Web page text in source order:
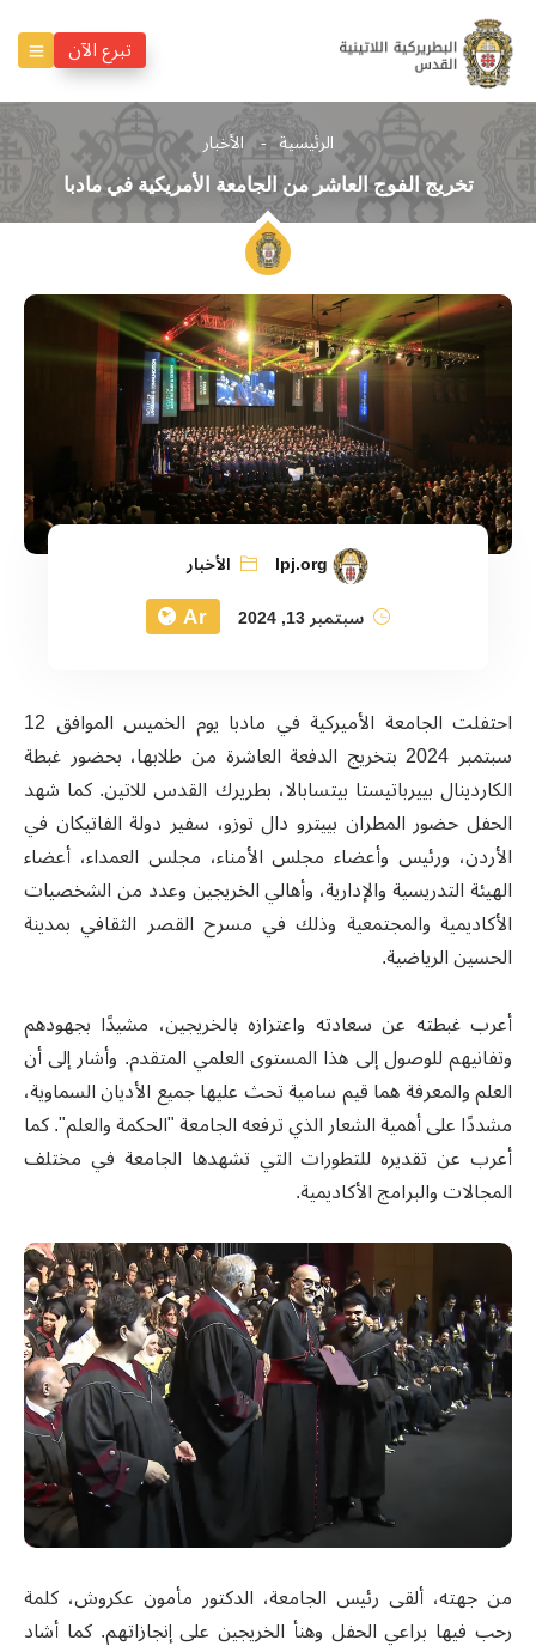
تبرع الآن
الرئيسية الأخبار
تخريج الفوج العاشر من الجامعة الأمريكية في مادبا
lpj.org
الأخبار
سبتمبر 13, 2024
Ar
احتفلت الجامعة الأميركية في مادبا يوم الخميس الموافق 12
سبتمبر 2024 بتخريج الدفعة العاشرة من طلابها، بحضور غبطة
الكاردينال بييرباتيستا بيتسابالا، بطريرك القدس للاتين. كما شهد
الحفل حضور المطران بييترو دال توزو، سفير دولة الفاتيكان في
الأردن، ورئيس وأعضاء مجلس الأمناء، مجلس العمداء، أعضاء
الهيئة التدريسية والإدارية، وأهالي الخريجين وعدد من الشخصيات
الأكاديمية والمجتمعية وذلك في مسرح القصر الثقافي بمدينة
الحسين الرياضية.
أعرب غبطته عن سعادته واعتزازه بالخريجين، مشيدًا بجهودهم
وتفانيهم للوصول إلى هذا المستوى العلمي المتقدم. وأشار إلى أن
العلم والمعرفة هما قيم سامية تحث عليها جميع الأديان السماوية،
مشددًا على أهمية الشعار الذي ترفعه الجامعة "الحكمة والعلم". كما
أعرب عن تقديره للتطورات التي تشهدها الجامعة في مختلف
المجالات والبرامج الأكاديمية.
من جهته، ألقى رئيس الجامعة، الدكتور مأمون عكروش، كلمة
رحب فيها براعي الحفل وهنأ الخريجين على إنجازاتهم. كما أشاد